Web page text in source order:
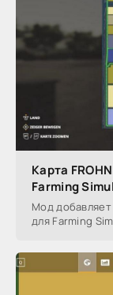
Карта
Farming
Мод добавляет
для Farming